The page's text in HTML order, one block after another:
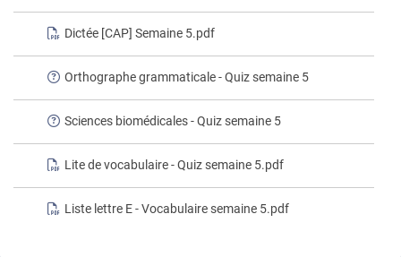
Dictée [CAP] Semaine 5.pdf
Orthographe grammaticale - Quiz semaine 5
Sciences biomédicales - Quiz semaine 5
Lite de vocabulaire - Quiz semaine 5.pdf
Liste lettre E - Vocabulaire semaine 5.pdf